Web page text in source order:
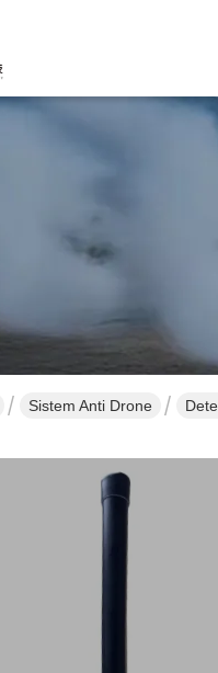
Sistem Anti Drone